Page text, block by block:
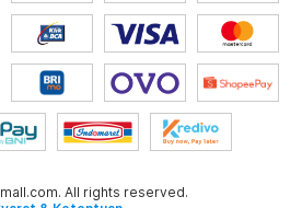
All rights reserved.